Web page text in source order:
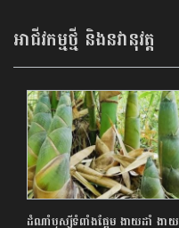
អាជីវកម្មថ្មី និងនវានុវត្ត
ដំណាំឫស្សីទំពាំងផ្អែម ងាយដាំ ងាយ